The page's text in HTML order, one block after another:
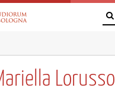
Lorusso